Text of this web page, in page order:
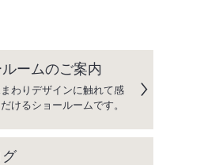
ームのご案内
わりデザインに触れて感
けるショールームです。
グ